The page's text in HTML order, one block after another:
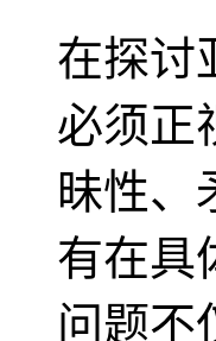
在探讨
必须正
昧性、
有在具
问题不